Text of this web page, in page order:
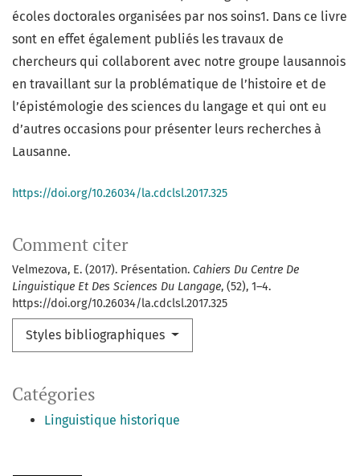
Catégories
Linguistique historique
Comment citer
Velmezova, E. (2017). Présentation. Cahiers Du Centre De
Linguistique Et Des Sciences Du Langage, (52), 1–4.
https://doi.org/10.26034/la.cdclsl.2017.325
Styles bibliographiques
écoles doctorales organisées par nos soins1. Dans ce livre
sont en effet également publiés les travaux de
chercheurs qui collaborent avec notre groupe lausannois
en travaillant sur la problématique de l’histoire et de
l’épistémologie des sciences du langage et qui ont eu
d’autres occasions pour présenter leurs recherches à
Lausanne.
https://doi.org/10.26034/la.cdclsl.2017.325